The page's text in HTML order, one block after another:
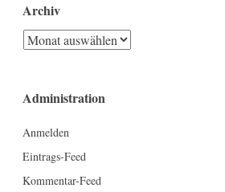
Archiv
Archiv
Administration
Anmelden
Eintrags-Feed
Kommentar-Feed